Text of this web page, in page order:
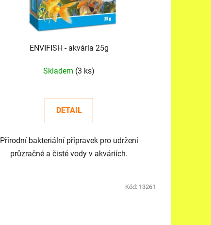
ENVIFISH - akvária 25g
Skladem (3 ks)
DETAIL
Přírodní bakteriální přípravek pro udržení
průzračné a čisté vody v akváriích.
Kód: 13261